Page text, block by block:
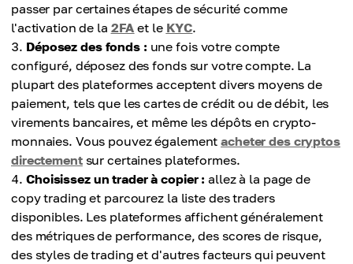
passer par certaines étapes de sécurité comme
l'activation de la 2FA et le KYC.
Déposez des fonds : une fois votre compte
configuré, déposez des fonds sur votre compte. La
plupart des plateformes acceptent divers moyens de
paiement, tels que les cartes de crédit ou de débit, les
virements bancaires, et même les dépôts en crypto-
monnaies. Vous pouvez égalementacheter des cryptos
directementsur certaines plateformes.
Choisissez un trader à copier : allez à la page de
copy trading et parcourez la liste des traders
disponibles. Les plateformes affichent généralement
des métriques de performance, des scores de risque,
des styles de trading et d'autres facteurs qui peuvent